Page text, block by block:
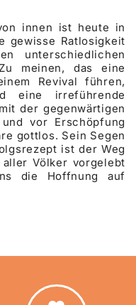
innen ist heute in
gewisse Ratlosigkeit
unterschiedlichen
meinen, das eine
Revival führen,
eine irreführende
der gegenwärtigen
vor Erschöpfung
gottlos. Sein Segen
ist der Weg
Völker vorgelebt
die Hoffnung auf